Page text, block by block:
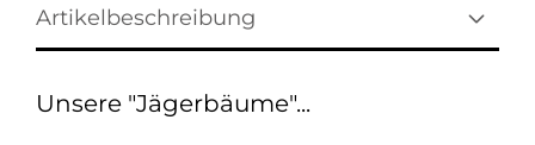
Artikelbeschreibung
Unsere "Jägerbäume"...